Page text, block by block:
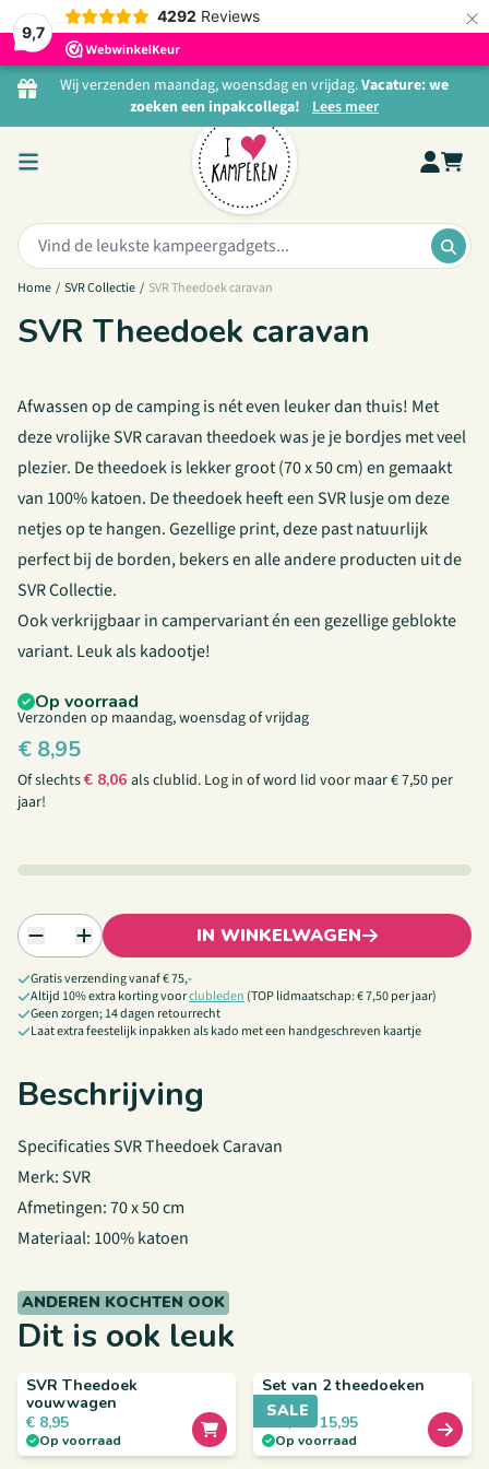
9,7
4292 Reviews ×
Ga naar de inhoud
Wij verzenden maandag, woensdag en vrijdag.Vacature: we
zoeken een inpakcollega! Lees meer
Zoeken:
Home / SVR Collectie / SVR Theedoek caravan
SVR Theedoek caravan
Afwassen op de camping is nét even leuker dan thuis! Met
deze vrolijke SVR caravan theedoek was je je bordjes met veel
plezier. De theedoek is lekker groot (70 x 50 cm) en gemaakt
van 100% katoen. De theedoek heeft een SVR lusje om deze
netjes op te hangen. Gezellige print, deze past natuurlijk
perfect bij de borden, bekers en alle andere producten uit de
SVR Collectie.
Ook verkrijgbaar incampervariantén een gezelligegeblokte
variant. Leuk als kadootje!
Op voorraad
Verzonden op maandag, woensdag of vrijdag
€ 8,95
Of slechts€ 8,06 als clublid. Log in ofword lid voor maar € 7,50 per
jaar!
IN WINKELWAGEN
Gratis verzending vanaf € 75,-
Altijd 10% extra korting voorclubleden (TOP lidmaatschap: € 7,50 per jaar)
Geen zorgen; 14 dagen retourrecht
Laat extra feestelijk inpakken als kado met een handgeschreven kaartje
Beschrijving
Specificaties SVR Theedoek Caravan
Merk: SVR
Afmetingen: 70 x 50 cm
Materiaal: 100% katoen
ANDEREN KOCHTEN OOK
Dit is ook leuk
SVR Theedoek
vouwwagen
Op voorraad
€ 8,95
SALE
Set van 2 theedoeken
Op voorraad
€15,95